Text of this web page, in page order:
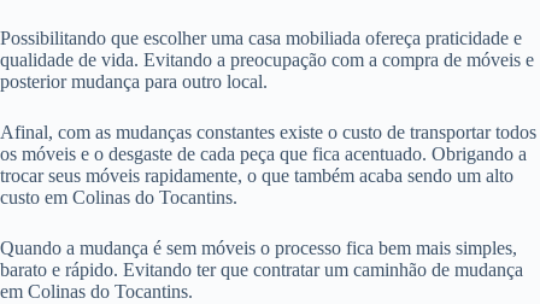
Possibilitando que escolher uma casa mobiliada ofereça praticidade e
qualidade de vida. Evitando a preocupação com a compra de móveis e
posterior mudança para outro local.
Afinal, com as mudanças constantes existe o custo de transportar todos
os móveis e o desgaste de cada peça que fica acentuado. Obrigando a
trocar seus móveis rapidamente, o que também acaba sendo um alto
custo em Colinas do Tocantins.
Quando a mudança é sem móveis o processo fica bem mais simples,
barato e rápido. Evitando ter que contratar um caminhão de mudança
em Colinas do Tocantins.